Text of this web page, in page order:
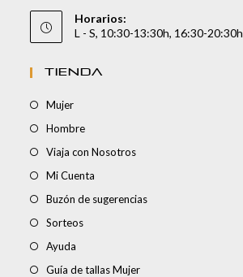
Horarios:
L - S, 10:30-13:30h, 16:30-20:30h
TIENDA
Mujer
Hombre
Viaja con Nosotros
Mi Cuenta
Buzón de sugerencias
Sorteos
Ayuda
Guía de tallas Mujer